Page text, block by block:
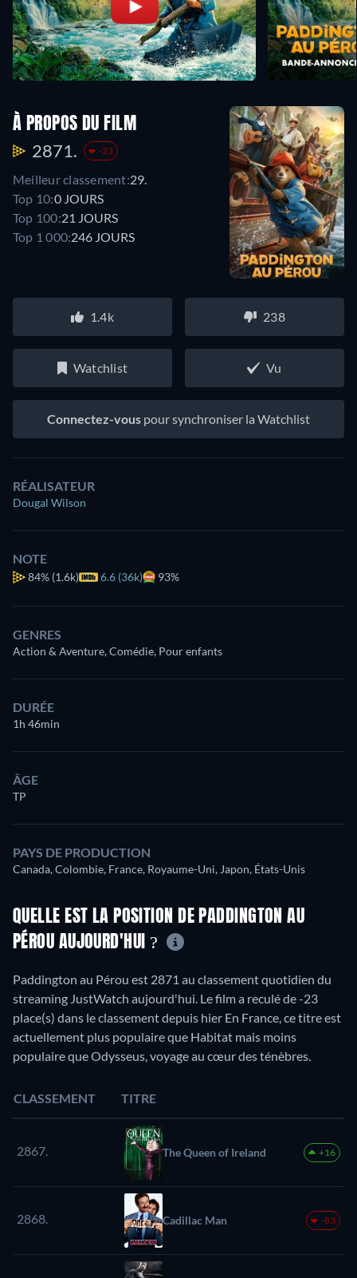
À PROPOS DU FILM
2871. -23
Meilleur classement:29.
Top 10:0 JOURS
Top 100:21 JOURS
Top 1 000:246 JOURS
1.4k 238
Watchlist Vu
Connectez-vous pour synchroniser la Watchlist
RÉALISATEUR
Dougal Wilson
NOTE
84% (1.6k) 6.6 (36k) 93%
GENRES
Action & Aventure, Comédie, Pour enfants
DURÉE
1h 46min
ÂGE
TP
PAYS DE PRODUCTION
Canada, Colombie, France, Royaume-Uni, Japon, États-Unis
QUELLE EST LA POSITION DE PADDINGTON AU
PÉROU AUJOURD'HUI ?
Paddington au Pérou est 2871 au classement quotidien du
streaming JustWatch aujourd'hui. Le film a reculé de -23
place(s) dans le classement depuis hier En France, ce titre est
actuellement plus populaire que Habitat mais moins
populaire que Odysseus, voyage au cœur des ténèbres.
CLASSEMENT TITRE
2867. The Queen of Ireland +16
2868. Cadillac Man -83